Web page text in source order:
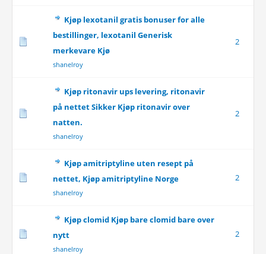
Kjøp lexotanil gratis bonuser for alle
bestillinger, lexotanil Generisk
merkevare Kjø
shanelroy
2
Kjøp ritonavir ups levering, ritonavir
på nettet Sikker Kjøp ritonavir over
natten.
shanelroy
2
Kjøp amitriptyline uten resept på
nettet, Kjøp amitriptyline Norge
shanelroy
2
Kjøp clomid Kjøp bare clomid bare over
nytt
shanelroy
2